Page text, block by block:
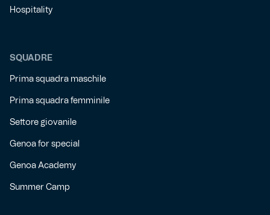
Hospitality
SQUADRE
Prima squadra maschile
Prima squadra femminile
Settore giovanile
Genoa for special
Genoa Academy
Summer Camp